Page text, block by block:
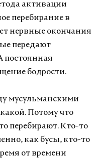
активации
перебирание в
нервные окончания
передают
постоянная
бодрости.
мусульманскими
Потому что
перебирают. Кто-то
как бусы, кто-то
от времени